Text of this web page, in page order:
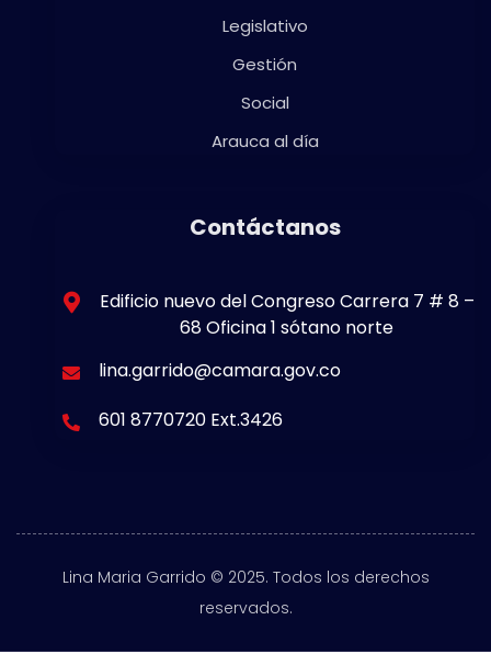
Legislativo
Gestión
Social
Arauca al día
Contáctanos
Edificio nuevo del Congreso Carrera 7 # 8 –
68 Oficina 1 sótano norte
lina.garrido@camara.gov.co
601 8770720 Ext.3426
Lina Maria Garrido © 2025. Todos los derechos
reservados.